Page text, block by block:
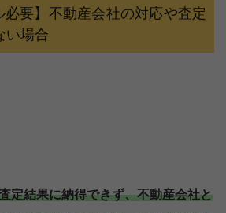
必要】不動産会社の対応や査定
い場合
定結果に納得できず、不動産会社と